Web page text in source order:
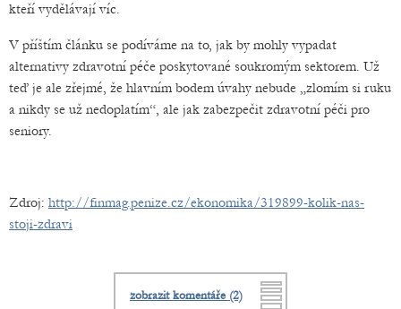
kteří vydělávají víc.
V příštím článku se podíváme na to, jak by mohly vypadat
alternativy zdravotní péče poskytované soukromým sektorem. Už
teď je ale zřejmé, že hlavním bodem úvahy nebude „zlomím si ruku
a nikdy se už nedoplatím“, ale jak zabezpečit zdravotní péči pro
seniory.
Zdroj: http://finmag.penize.cz/ekonomika/319899-kolik-nas-
stoji-zdravi
zobrazit komentáře (2)